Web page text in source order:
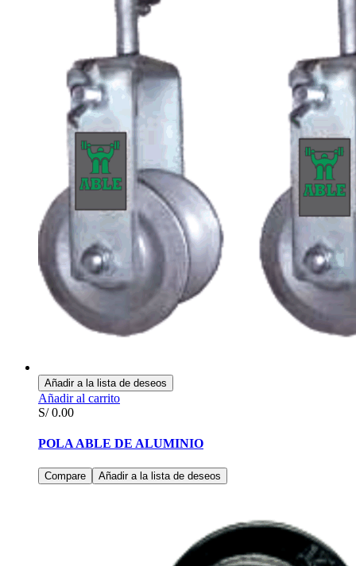
Añadir a la lista de deseos
Añadir al carrito
S/0.00
POLA ABLE DE ALUMINIO
Compare Añadir a la lista de deseos